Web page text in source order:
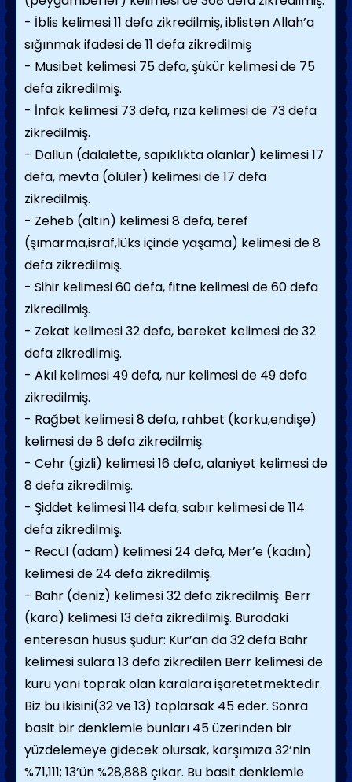
- İblis kelimesi 11 defa zikredilmiş, iblisten Allah’a
sığınmak ifadesi de 11 defa zikredilmiş
- Musibet kelimesi 75 defa, şükür kelimesi de 75
defa zikredilmiş.
- İnfak kelimesi 73 defa, rıza kelimesi de 73 defa
zikredilmiş.
- Dallun (dalalette, sapıklıkta olanlar) kelimesi 17
defa, mevta (ölüler) kelimesi de 17 defa
zikredilmiş.
- Zeheb (altın) kelimesi 8 defa, teref
(şımarma,israf,lüks içinde yaşama) kelimesi de 8
defa zikredilmiş.
- Sihir kelimesi 60 defa, fitne kelimesi de 60 defa
zikredilmiş.
- Zekat kelimesi 32 defa, bereket kelimesi de 32
defa zikredilmiş.
- Akıl kelimesi 49 defa, nur kelimesi de 49 defa
zikredilmiş.
- Rağbet kelimesi 8 defa, rahbet (korku,endişe)
kelimesi de 8 defa zikredilmiş.
- Cehr (gizli) kelimesi 16 defa, alaniyet kelimesi de
8 defa zikredilmiş.
- Şiddet kelimesi 114 defa, sabır kelimesi de 114
defa zikredilmiş.
- Recül (adam) kelimesi 24 defa, Mer’e (kadın)
kelimesi de 24 defa zikredilmiş.
- Bahr (deniz) kelimesi 32 defa zikredilmiş. Berr
(kara) kelimesi 13 defa zikredilmiş. Buradaki
enteresan husus şudur: Kur’an da 32 defa Bahr
kelimesi sulara 13 defa zikredilen Berr kelimesi de
kuru yanı toprak olan karalara işaretetmektedir.
Biz bu ikisini(32 ve 13) toplarsak 45 eder. Sonra
basit bir denklemle bunları 45 üzerinden bir
yüzdelemeye gidecek olursak, karşımıza 32’nin
%71,111; 13’ün %28,888 çıkar. Bu basit denklemle